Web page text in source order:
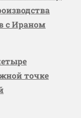
с Ираном
точке